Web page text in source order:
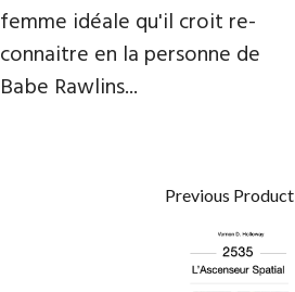
femme idéale qu'il croit re-
connaitre en la personne de
Babe Rawlins...
Previous Product